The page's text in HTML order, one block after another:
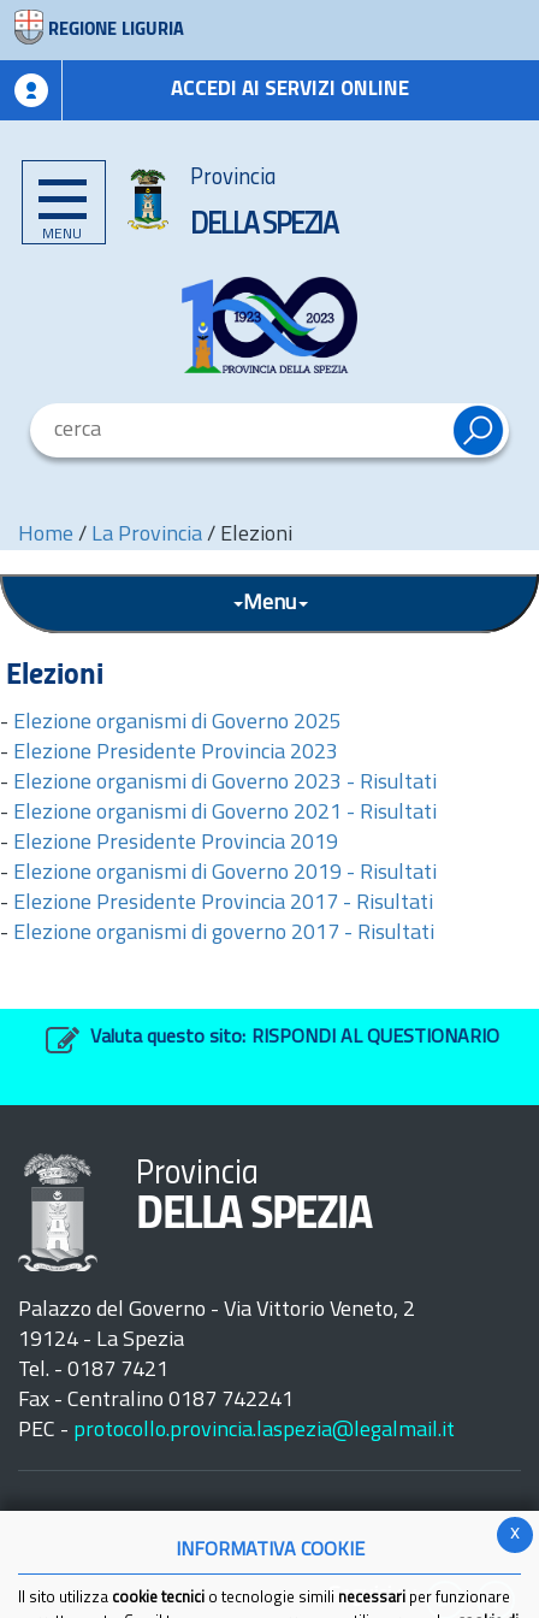
REGIONE LIGURIA
ACCEDI AI SERVIZI ONLINE
MENU
Provincia
DELLA SPEZIA
Home / La Provincia / Elezioni
Menu
Elezioni
Elezione organismi di Governo 2025
Elezione Presidente Provincia 2023
Elezione organismi di Governo 2023 - Risultati
Elezione organismi di Governo 2021 - Risultati
Elezione Presidente Provincia 2019
Elezione organismi di Governo 2019 - Risultati
Elezione Presidente Provincia 2017 - Risultati
Elezione organismi di governo 2017 - Risultati
Valuta questo sito: RISPONDI AL QUESTIONARIO
Provincia
DELLA SPEZIA
Palazzo del Governo - Via Vittorio Veneto, 2
19124 - La Spezia
Tel. - 0187 7421
Fax - Centralino 0187 742241
PEC - protocollo.provincia.laspezia@legalmail.it
Seguici su:
x
INFORMATIVA COOKIE
Il sito utilizza cookie tecnici o tecnologie simili necessari per funzionare